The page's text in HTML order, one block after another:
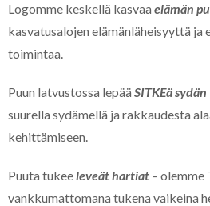
Logomme keskellä kasvaa elämän
kasvatusalojen elämänläheisyyttä ja
toimintaa.
Puun latvustossa lepää SITKEä sydän
suurella sydämellä ja rakkaudesta
kehittämiseen.
Puuta tukeeleveät hartiat – olemme
vankkumattomana tukena vaikeina